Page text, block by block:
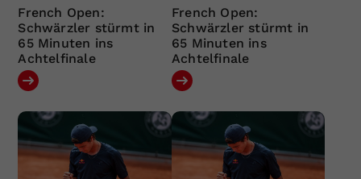
French Open:
Schwärzler stürmt in
65 Minuten ins
Achtelfinale
French Open:
Schwärzler stürmt in
65 Minuten ins
Achtelfinale